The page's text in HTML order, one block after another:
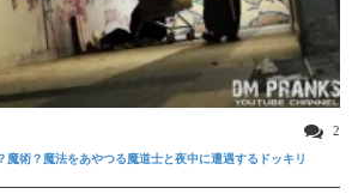
2
魔術？魔法をあやつる魔道士と夜中に遭遇するドッキリ